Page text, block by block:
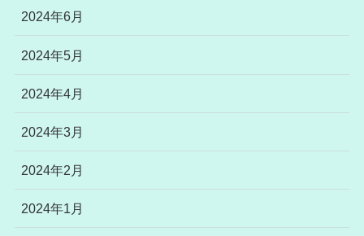
2024年6月
2024年5月
2024年4月
2024年3月
2024年2月
2024年1月